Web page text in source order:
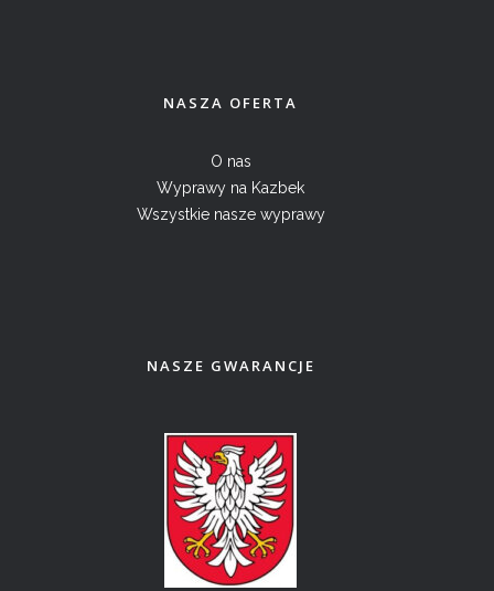
NASZA OFERTA
O nas
Wyprawy na Kazbek
Wszystkie nasze wyprawy
NASZE GWARANCJE